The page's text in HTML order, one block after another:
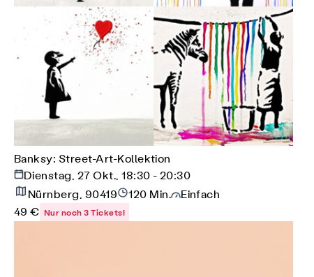
Banksy: Street-Art-Kollektion
Dienstag, 27 Okt., 18:30 - 20:30
Nürnberg, 90419
120 Min.
Einfach
49 € Nur noch 3 Tickets!